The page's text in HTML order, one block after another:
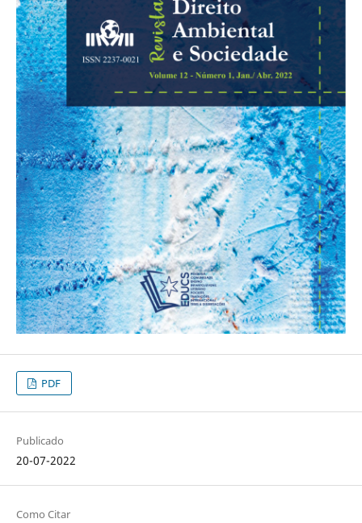
PDF
Publicado
20-07-2022
Como Citar